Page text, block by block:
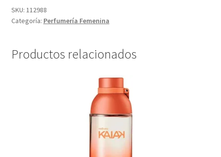
ml
cantidad
SKU: 112988
Categoría: Perfumería Femenina
Productos relacionados